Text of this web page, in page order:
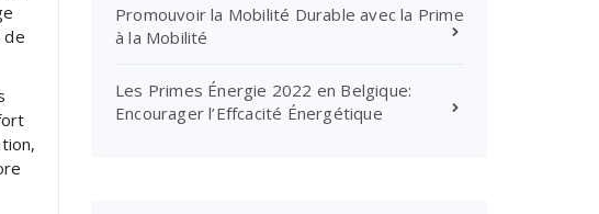
de
Promouvoir la Mobilité Durable avec la Prime
à la Mobilité
Les Primes Énergie 2022 en Belgique:
Encourager l’Effcacité Énergétique